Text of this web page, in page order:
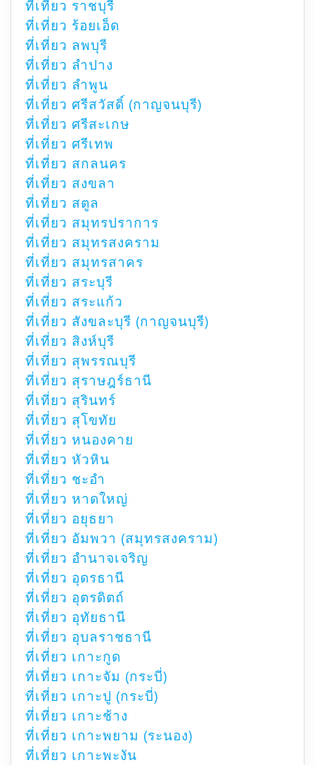
ที่เที่ยว ราชบุรี
ที่เที่ยว ร้อยเอ็ด
ที่เที่ยว ลพบุรี
ที่เที่ยว ลำปาง
ที่เที่ยว ลำพูน
ที่เที่ยว ศรีสวัสดิ์ (กาญจนบุรี)
ที่เที่ยว ศรีสะเกษ
ที่เที่ยว ศรีเทพ
ที่เที่ยว สกลนคร
ที่เที่ยว สงขลา
ที่เที่ยว สตูล
ที่เที่ยว สมุทรปราการ
ที่เที่ยว สมุทรสงคราม
ที่เที่ยว สมุทรสาคร
ที่เที่ยว สระบุรี
ที่เที่ยว สระแก้ว
ที่เที่ยว สังขละบุรี (กาญจนบุรี)
ที่เที่ยว สิงห์บุรี
ที่เที่ยว สุพรรณบุรี
ที่เที่ยว สุราษฎร์ธานี
ที่เที่ยว สุรินทร์
ที่เที่ยว สุโขทัย
ที่เที่ยว หนองคาย
ที่เที่ยว หัวหิน
ที่เที่ยว ชะอำ
ที่เที่ยว หาดใหญ่
ที่เที่ยว อยุธยา
ที่เที่ยว อัมพวา (สมุทรสงคราม)
ที่เที่ยว อำนาจเจริญ
ที่เที่ยว อุดรธานี
ที่เที่ยว อุตรดิตถ์
ที่เที่ยว อุทัยธานี
ที่เที่ยว อุบลราชธานี
ที่เที่ยว เกาะกูด
ที่เที่ยว เกาะจัม (กระบี่)
ที่เที่ยว เกาะปู (กระบี่)
ที่เที่ยว เกาะช้าง
ที่เที่ยว เกาะพยาม (ระนอง)
ที่เที่ยว เกาะพะงัน